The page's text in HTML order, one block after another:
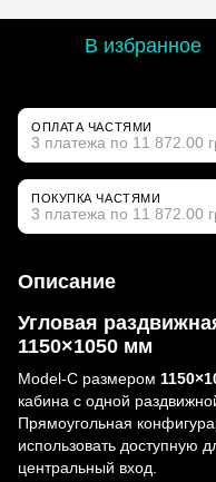
В избранное
ОПЛАТА ЧАСТЯМИ
3 платежа по 11 872.00
ПОКУПКА ЧАСТЯМИ
3 платежа по 11 872.00
Описание
Угловая
1150×1050 мм
Model-C размером
кабина с одной
Прямоугольная
использовать доступную
центральный вход.